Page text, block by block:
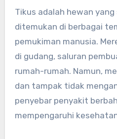
Tikus adalah hewan
ditemukan di berbagai
pemukiman manusia.
di gudang, saluran
rumah-rumah. Namun,
dan tampak tidak
penyebar penyakit
mempengaruhi